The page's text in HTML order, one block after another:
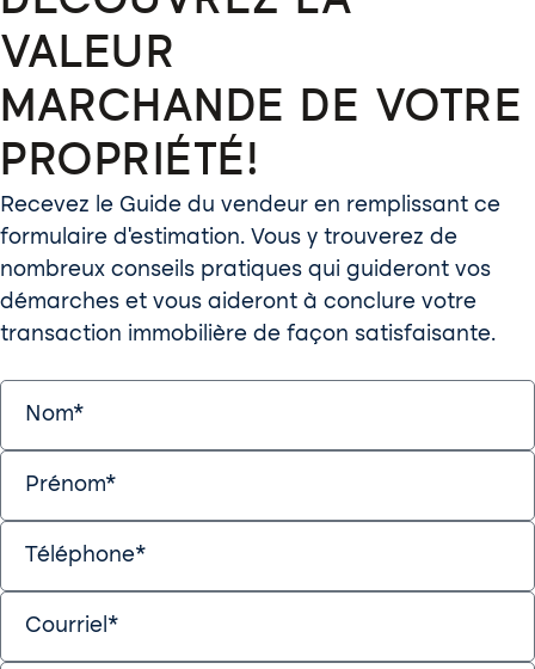
VALEUR
MARCHANDE DE VOTRE
PROPRIÉTÉ!
Recevez le Guide du vendeur en remplissant ce
formulaire d’estimation. Vous y trouverez de
nombreux conseils pratiques qui guideront vos
démarches et vous aideront à conclure votre
transaction immobilière de façon satisfaisante.